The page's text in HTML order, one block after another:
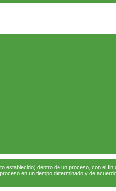
establecido) dentro de un proceso, con el fin
en un tiempo determinado y de